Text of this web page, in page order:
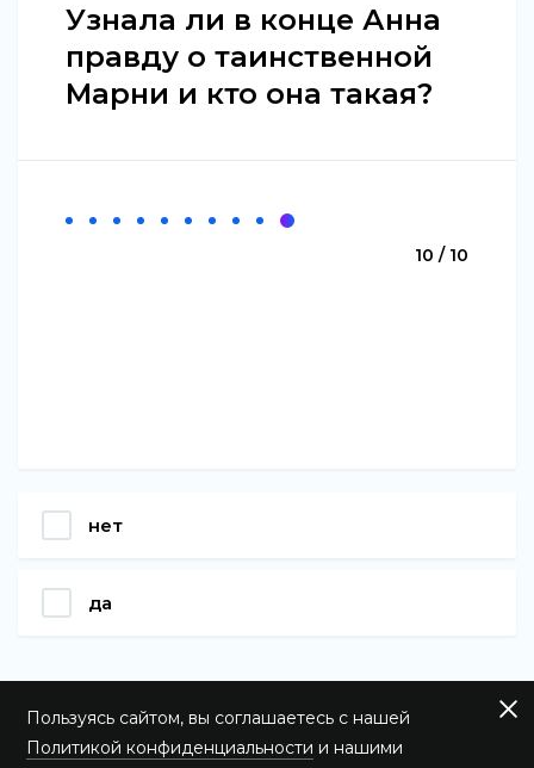
Узнала ли в конце Анна
правду о таинственной
Марни и кто она такая?
10 / 10
нет
да
Пользуясь сайтом, вы соглашаетесь с нашей
Политикой конфиденциальности и нашими